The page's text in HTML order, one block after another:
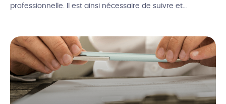
professionnelle. Il est ainsi nécessaire de suivre et
des flux de trésorerie, construction d’un tableau de
trésorerie, utilité et […]